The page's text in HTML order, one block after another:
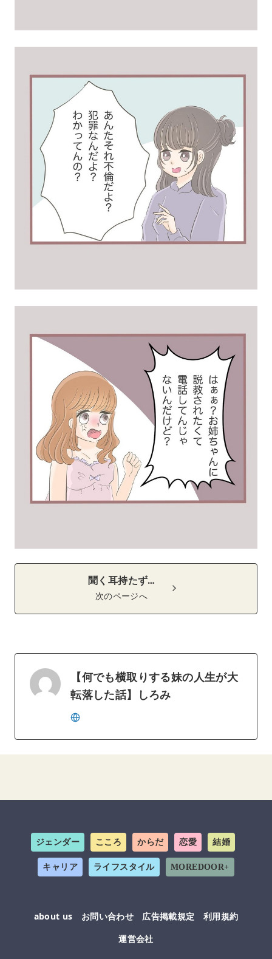
聞く耳持たず…
次のページへ
【何でも横取りする妹の人生が大
転落した話】しろみ
ジェンダー こころ からだ 恋愛 結婚
キャリア ライフスタイル MOREDOOR+
about us お問い合わせ 広告掲載規定
利用規約
運営会社